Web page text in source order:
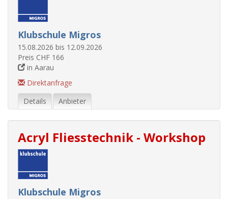
Klubschule Migros
15.08.2026 bis 12.09.2026
Preis CHF 166
in Aarau
Direktanfrage
Details
Anbieter
Acryl Fliesstechnik - Workshop
Klubschule Migros